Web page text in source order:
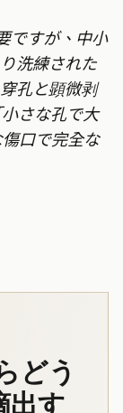
ですが、中小
洗練された
孔と顕微剥
さな孔で大
口で完全な
どう
出す